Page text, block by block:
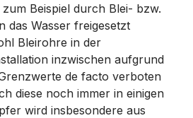
Beispiel durch Blei- bzw.
das Wasser freigesetzt
Bleirohre in der
inzwischen aufgrund
de facto verboten
diese noch immer in einigen
wird insbesondere aus